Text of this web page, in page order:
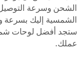
الشحن وسرعة
الشمسية إليك بسرعة
عملك.